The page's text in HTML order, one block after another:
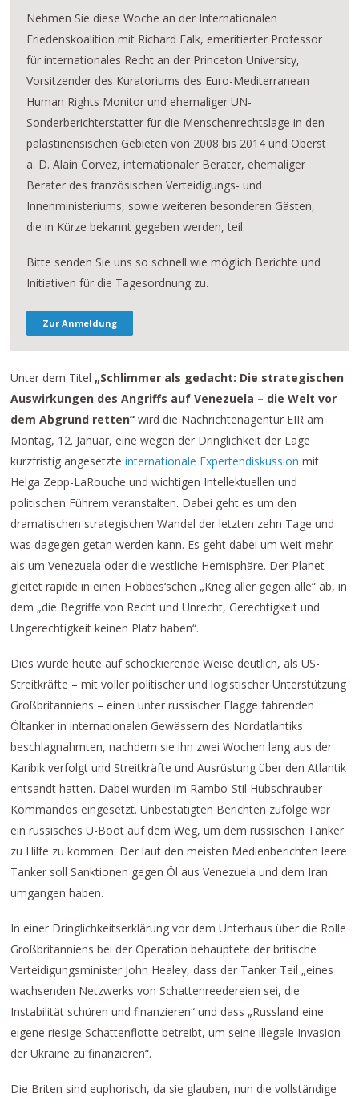
Nehmen Sie diese Woche an der Internationalen
Friedenskoalition mit Richard Falk, emeritierter Professor
für internationales Recht an der Princeton University,
Vorsitzender des Kuratoriums des Euro-Mediterranean
Human Rights Monitor und ehemaliger UN-
Sonderberichterstatter für die Menschenrechtslage in den
palästinensischen Gebieten von 2008 bis 2014 und Oberst
a. D. Alain Corvez, internationaler Berater, ehemaliger
Berater des französischen Verteidigungs- und
Innenministeriums, sowie weiteren besonderen Gästen,
die in Kürze bekannt gegeben werden, teil.
Bitte senden Sie uns so schnell wie möglich Berichte und
Initiativen für die Tagesordnung zu.
Zur Anmeldung
Unter dem Titel „Schlimmer als gedacht: Die strategischen
Auswirkungen des Angriffs auf Venezuela – die Welt vor
dem Abgrund retten“ wird die Nachrichtenagentur EIR am
Montag, 12. Januar, eine wegen der Dringlichkeit der Lage
kurzfristig angesetzteinternationale Expertendiskussion mit
Helga Zepp-LaRouche und wichtigen Intellektuellen und
politischen Führern veranstalten. Dabei geht es um den
dramatischen strategischen Wandel der letzten zehn Tage und
was dagegen getan werden kann. Es geht dabei um weit mehr
als um Venezuela oder die westliche Hemisphäre. Der Planet
gleitet rapide in einen Hobbes‘schen „Krieg aller gegen alle“ ab, in
dem „die Begriffe von Recht und Unrecht, Gerechtigkeit und
Ungerechtigkeit keinen Platz haben“.
Dies wurde heute auf schockierende Weise deutlich, als US-
Streitkräfte – mit voller politischer und logistischer Unterstützung
Großbritanniens – einen unter russischer Flagge fahrenden
Öltanker in internationalen Gewässern des Nordatlantiks
beschlagnahmten, nachdem sie ihn zwei Wochen lang aus der
Karibik verfolgt und Streitkräfte und Ausrüstung über den Atlantik
entsandt hatten. Dabei wurden im Rambo-Stil Hubschrauber-
Kommandos eingesetzt. Unbestätigten Berichten zufolge war
ein russisches U-Boot auf dem Weg, um dem russischen Tanker
zu Hilfe zu kommen. Der laut den meisten Medienberichten leere
Tanker soll Sanktionen gegen Öl aus Venezuela und dem Iran
umgangen haben.
In einer Dringlichkeitserklärung vor dem Unterhaus über die Rolle
Großbritanniens bei der Operation behauptete der britische
Verteidigungsminister John Healey, dass der Tanker Teil „eines
wachsenden Netzwerks von Schattenreedereien sei, die
Instabilität schüren und finanzieren“ und dass „Russland eine
eigene riesige Schattenflotte betreibt, um seine illegale Invasion
der Ukraine zu finanzieren“.
Die Briten sind euphorisch, da sie glauben, nun die vollständige